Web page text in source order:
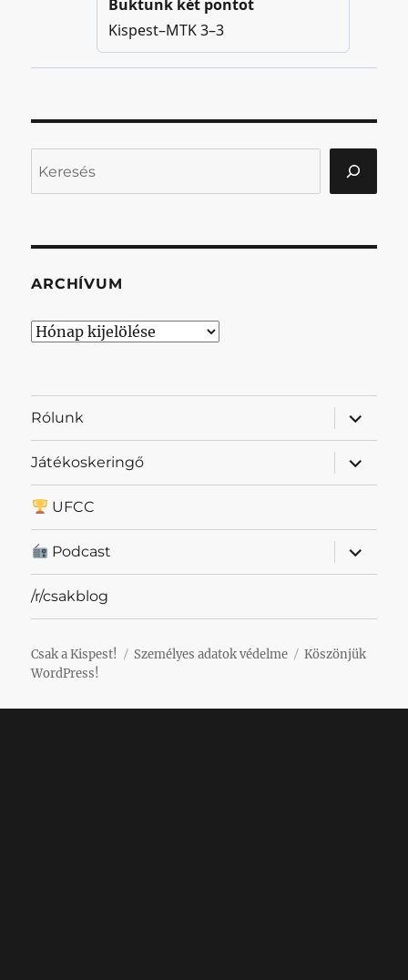
ARCHÍVUM
Archívum
Rólunk
almenü
Játékoskeringő
almenü
UFCC
Podcast
almenü
/r/csakblog
Csak a Kispest! Személyes adatok védelme
Köszönjük
WordPress!